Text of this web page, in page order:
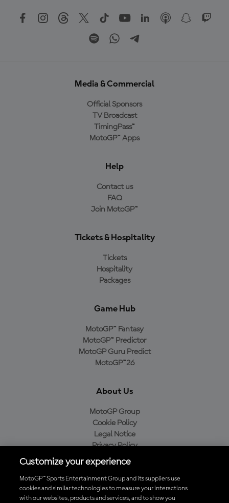
Media & Commercial
Official Sponsors
TV Broadcast
TimingPass™
MotoGP™ Apps
Help
Contact us
FAQ
Join MotoGP™
Tickets & Hospitality
Tickets
Hospitality
Packages
Game Hub
MotoGP™ Fantasy
MotoGP™ Predictor
MotoGP Guru Predict
MotoGP™26
About Us
MotoGP Group
Cookie Policy
Legal Notice
Privacy Policy
Purchase Policy
Baixe o aplicativo oficial da MotoGP™
Customize your experience
MotoGP™ Sports Entertainment Group and its suppliers use
cookies and similar technologies to measure your interactions
with our websites, products and services, and to show you